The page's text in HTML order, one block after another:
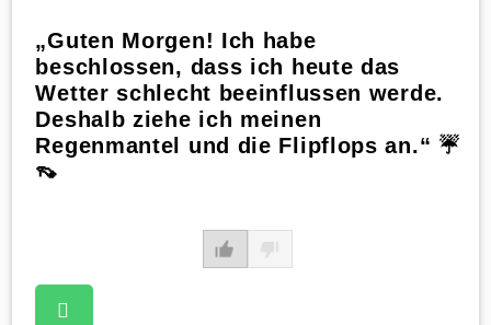
„Guten Morgen! Ich habe
beschlossen, dass ich heute das
Wetter schlecht beeinflussen werde.
Deshalb ziehe ich meinen
Regenmantel und die Flipflops an.“ ☔️
👡